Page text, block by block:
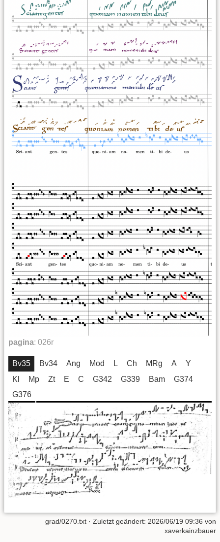
pagina: 026r
Bv35 Bv34 Ang Mod L Ch MRg A
Y
Kl
Mp Zt E C G342 G339 Bam
G374
G376
grad/0270.txt · Zuletzt geändert: 2026/06/19 09:36 von
xaverkainzbauer